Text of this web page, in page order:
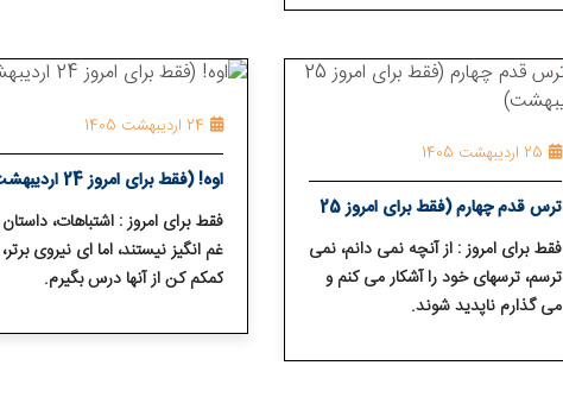
25 اردیبهشت 1405
ترس قدم چهارم (فقط برای امروز 25
اردیبهشت)
فقط برای امروز : از آنچه نمی⁯ دانم، نمی⁯
ترسم، ترسهای خود را آشکار می⁯ کنم و
می⁯ گذارم ناپدید شوند.
24 اردیبهشت 1405
اوه! (فقط برای امروز 24 اردیبهشت)
فقط برای امروز : اشتباهات،
غم⁯ انگیز نیستند، اما ای نیروی
کمکم کن از آنها درس بگیرم.